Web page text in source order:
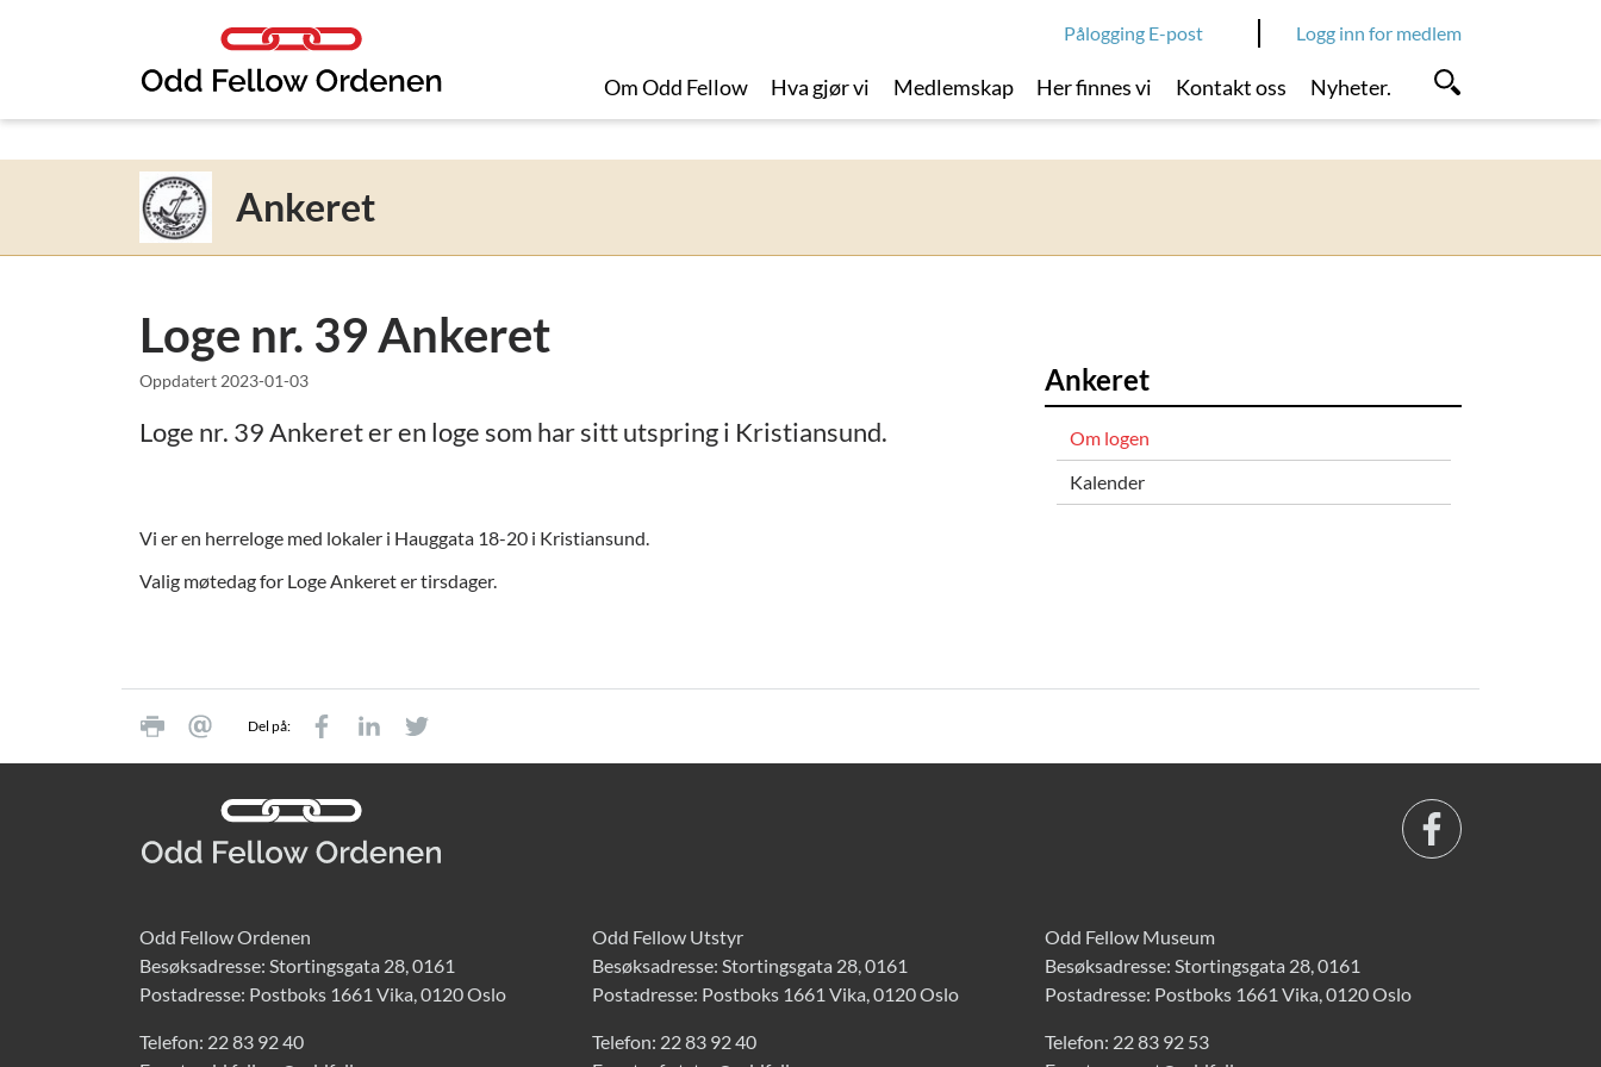
Logg inn for medlem
Pålogging E-post
Om Odd Fellow Hva gjør vi Medlemskap Her finnes vi Kontakt oss Nyheter.
Ankeret
Loge nr. 39 Ankeret
Oppdatert 2023-01-03
Loge nr. 39 Ankeret er en loge som har sitt utspring i Kristiansund.
Vi er en herreloge med lokaler i Hauggata 18-20 i Kristiansund.
Valig møtedag for Loge Ankeret er tirsdager.
Ankeret
Om logen
Kalender
Del på:
Odd Fellow Ordenen
Besøksadresse: Stortingsgata 28, 0161
Postadresse: Postboks 1661 Vika, 0120 Oslo
Telefon: 22 83 92 40
Odd Fellow Utstyr
Besøksadresse: Stortingsgata 28, 0161
Postadresse: Postboks 1661 Vika, 0120 Oslo
Telefon: 22 83 92 40
Odd Fellow Museum
Besøksadresse: Stortingsgata 28, 0161
Postadresse: Postboks 1661 Vika, 0120 Oslo
Telefon: 22 83 92 53